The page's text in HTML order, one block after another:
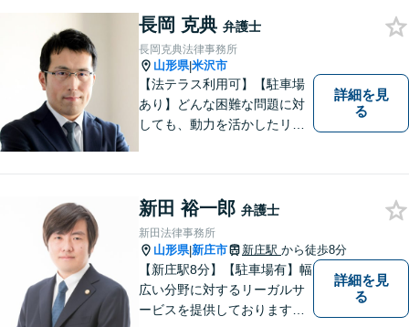
長岡 克典 弁護士
長岡克典法律事務所
山形県|米沢市
【法テラス利用可】【駐車場
あり】どんな困難な問題に対
しても、動力を活かしたリー
るよう努力することで早期解
決を目指します。 お気軽にご
相談ください。
詳細を見
る
新田 裕一郎 弁護士
新田法律事務所
山形県|新庄市 新庄駅 から徒歩8分
【新庄駅8分】【駐車場有】幅
広い分野に対するリーガルサ
ービスを提供しております。
詳細を見
る